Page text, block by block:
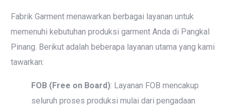
Fabrik Garment menawarkan berbagai layanan untuk
memenuhi kebutuhan produksi garment Anda di Pangkal
Pinang. Berikut adalah beberapa layanan utama yang kami
tawarkan:
FOB (Free on Board): Layanan FOB mencakup
seluruh proses produksi mulai dari pengadaan